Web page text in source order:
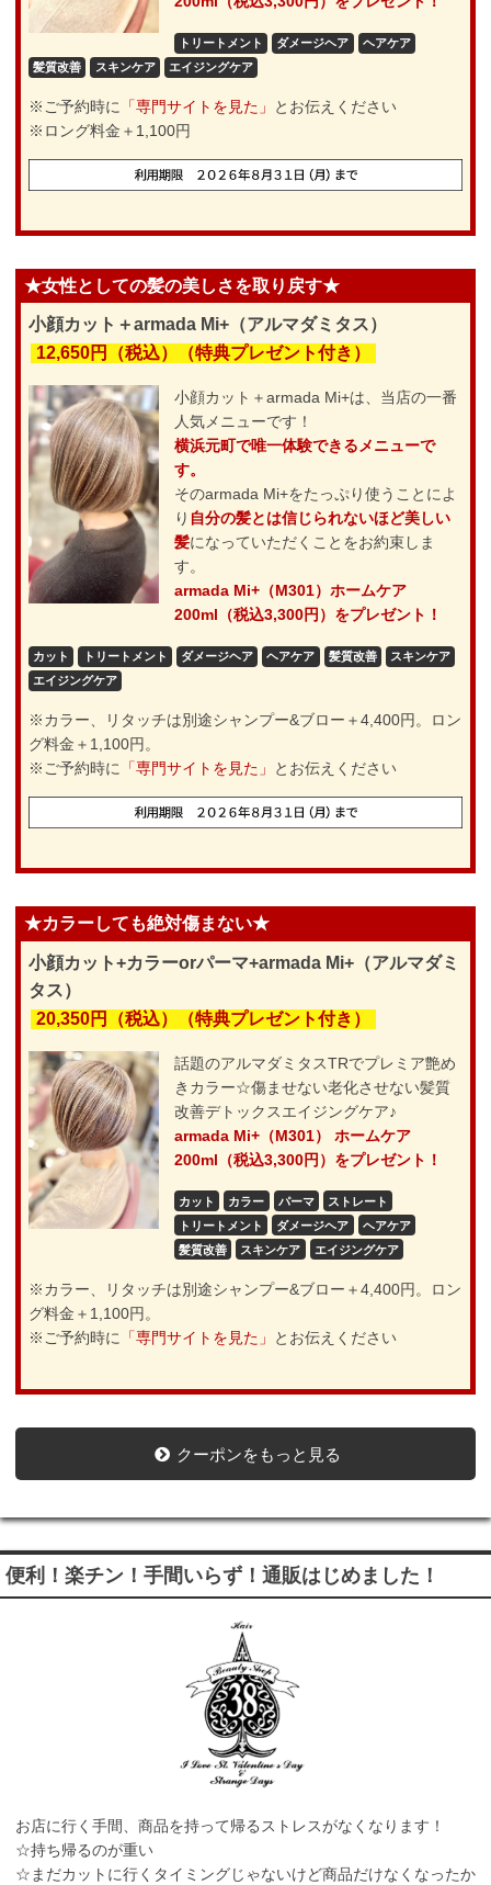
トリートメント ダメージヘア
ヘアケア
髪質改善
スキンケア エイジングケア
※ご予約時に 「専門サイトを見た」
とお伝えください
※ロング料金＋1,100円
★女性としての髪の美しさを取り戻す★
小顔カット＋armada Mi+（アルマダミタス）
12,650円（税込）（特典プレゼント付き）
小顔カット＋armada Mi+は、当店の一番
人気メニューです！
横浜元町で唯一体験できるメニューで
す。
そのarmada Mi+をたっぷり使うことによ
り 自分の髪とは信じられないほど美しい
髪になっていただくことをお約束しま
す。
armada Mi+（M301）ホームケア
200ml（税込3,300円）をプレゼント！
カット トリートメント ダメージヘア ヘアケア 髪質改善
スキンケア
エイジングケア
※カラー、リタッチは別途シャンプー&ブロー＋4,400円。ロン
グ料金＋1,100円。
※ご予約時に 「専門サイトを見た」 とお伝えください
★カラーしても絶対傷まない★
小顔カット+カラーorパーマ+armada Mi+（アルマダミ
タス）
20,350円（税込）（特典プレゼント付き）
話題のアルマダミタスTRでプレミア艶め
きカラー☆傷ませない老化させない髪質
改善デトックスエイジングケア♪
armada Mi+（M301） ホームケア
200ml（税込3,300円）をプレゼント！
カット カラー パーマ
ストレート
トリートメント
ダメージヘア
ヘアケア
髪質改善
スキンケア エイジングケア
※カラー、リタッチは別途シャンプー&ブロー＋4,400円。ロン
グ料金＋1,100円。
※ご予約時に
「専門サイトを見た」 とお伝えください
クーポンをもっと見る
便利！楽チン！手間いらず！通販はじめました！
お店に行く手間、商品を持って帰るストレスがなくなります！
☆持ち帰るのが重い
☆まだカットに行くタイミングじゃないけど商品だけなくなったか